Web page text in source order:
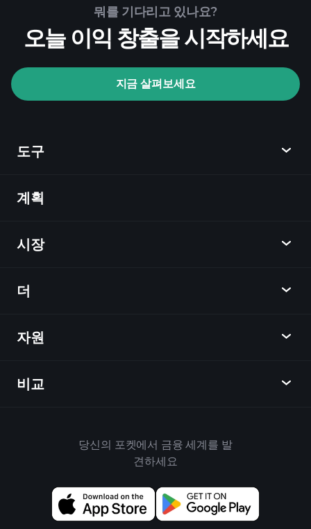
Playtrade Tournaments
추천된 중개인
Playtrade Tournaments
포트폴리오
뭐를 기다리고 있나요?
오늘 이익 창출을 시작하세요
지금 살펴보세요
도구
발견
차트
뉴스
학습 허브
메신저
계획
시장
개요
외환
지수
더
제휴사가 되다
회사
Playtrade 소개
자원
도움말 센터
개인 정보 보호 정책
위험 공개
비교
Yahoo Finance
TradingView
당신의 포켓에서 금융 세계를 발
견하세요